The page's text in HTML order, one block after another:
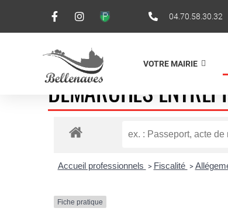
04.70.58.30.32
VOTRE MAIRIE
DÉMARCHES
Accueil professionnels > Fiscalité >
Fiche pratique